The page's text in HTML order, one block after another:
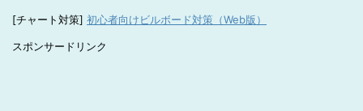
[チャート対策] 初心者向けビルボード対策（Web版）
スポンサードリンク